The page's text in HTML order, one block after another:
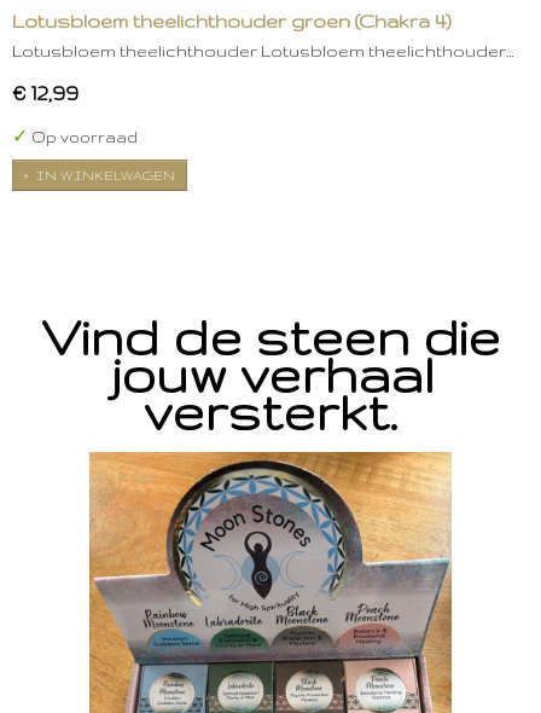
Lotusbloem theelichthouder groen (Chakra 4)
Lotusbloem theelichthouder Lotusbloem theelichthouder…
€ 12,99
✓ Op voorraad
IN WINKELWAGEN
Vind de steen die
jouw verhaal
versterkt.